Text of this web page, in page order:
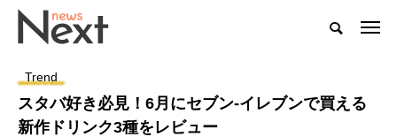
Trend
スタバ好き必見！6月にセブン-イレブンで買える
新作ドリンク3種をレビュー